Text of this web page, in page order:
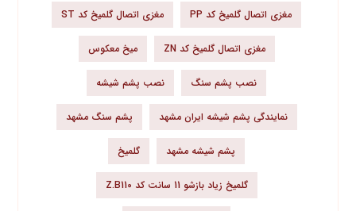
مغزی اتصال گلمیخ کد PP مغزی اتصال گلمیخ کد ST
مغزی اتصال گلمیخ کد ZN میخ معکوس
نصب پشم سنگ نصب پشم شیشه
نمایندگی پشم شیشه ایران مشهد پشم سنگ مشهد
پشم شیشه مشهد گلمیخ
گلمیخ زیاد بازشو 11 سانت کد Z.B110